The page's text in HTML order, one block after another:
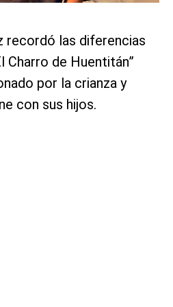
recordó las diferencias
Charro de Huentitán”
por la crianza y
con sus hijos.